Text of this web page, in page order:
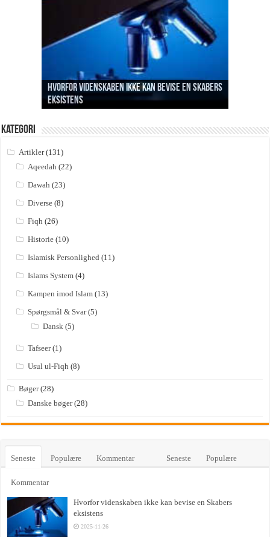
Hvorfor videnskaben ikke kan bevise en Skabers
eksistens
Profetens formål med da’wah i Mekkah
Betydningen af la ilaha ill Allah
Sabr og håbløshed
Hvem skabte så skaberen?
Kategori
Artikler(131)
Aqeedah (22)
Dawah (23)
Diverse (8)
Fiqh (26)
Historie (10)
Islamisk Personlighed (11)
Islams System (4)
Kampen imod Islam (13)
Spørgsmål & Svar(5)
Dansk (5)
Tafseer(1)
Usul ul-Fiqh (8)
Bøger(28)
Danske bøger(28)
Seneste Populære Kommentar Seneste Populære
Kommentar
Hvorfor videnskaben ikke kan bevise en Skabers
eksistens
2025-11-26